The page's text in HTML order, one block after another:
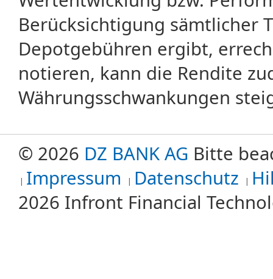
Berücksichtigung sämtlicher
Depotgebühren ergibt,
notieren, kann die Rendite
Währungsschwankungen
© 2026 DZ BANK AG Bitte
Impressum
Datenschutz
2026 Infront Financial